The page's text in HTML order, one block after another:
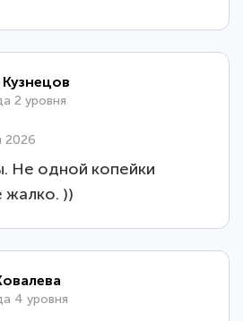
2 уровня
2026
Не одной копейки
жалко. ))
4 уровня